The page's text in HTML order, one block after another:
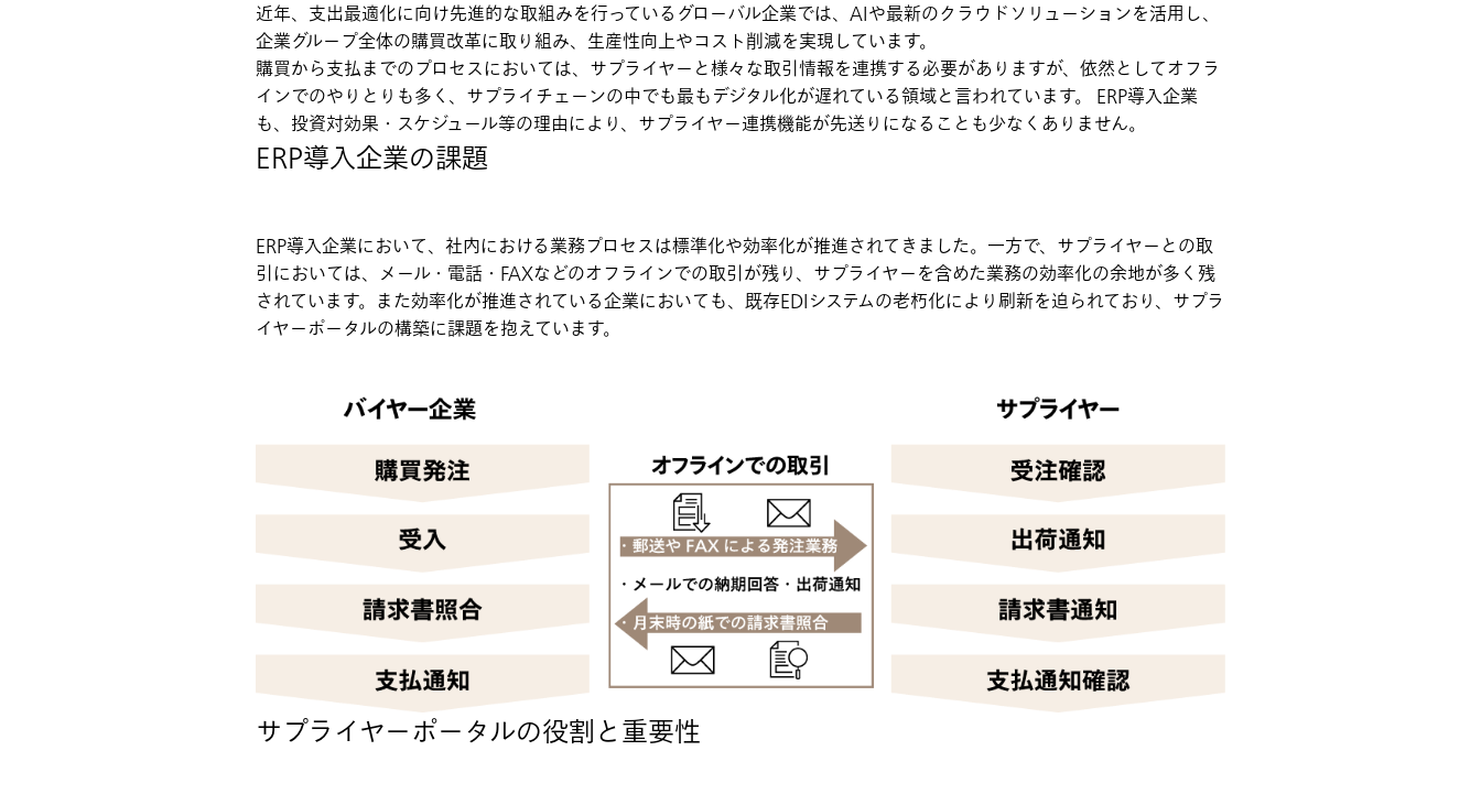
近年、支出最適化に向け先進的な取組みを行っているグローバル企業では、AIや最新のクラウドソリューションを活用し、
企業グループ全体の購買改革に取り組み、生産性向上やコスト削減を実現しています。
購買から支払までのプロセスにおいては、サプライヤーと様々な取引情報を連携する必要がありますが、依然としてオフラ
インでのやりとりも多く、サプライチェーンの中でも最もデジタル化が遅れている領域と言われています。 ERP導入企業
も、投資対効果・スケジュール等の理由により、サプライヤー連携機能が先送りになることも少なくありません。
ERP導入企業の課題
ERP導入企業において、社内における業務プロセスは標準化や効率化が推進されてきました。一方で、サプライヤーとの取
引においては、メール・電話・FAXなどのオフラインでの取引が残り、サプライヤーを含めた業務の効率化の余地が多く残
されています。また効率化が推進されている企業においても、既存EDIシステムの老朽化により刷新を迫られており、サプラ
イヤーポータルの構築に課題を抱えています。
サプライヤーポータルの役割と重要性